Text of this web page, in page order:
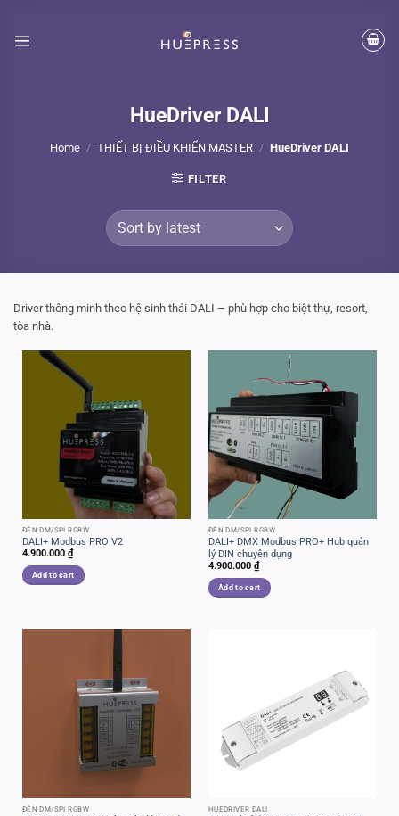
content
HueDriver DALI
Home / THIẾT BỊ ĐIỀU KHIỂN MASTER / HueDriver DALI
FILTER
Driver thông minh theo hệ sinh thái DALI – phù hợp cho biệt thự, resort,
tòa nhà.
ĐÈN DM/SPI RGBW
DALI+ Modbus PRO V2
4.900.000 ₫
Add to cart
ĐÈN DM/SPI RGBW
DALI+ DMX Modbus PRO+ Hub quản
lý DIN chuyên dụng
4.900.000 ₫
Add to cart
ĐÈN DM/SPI RGBW HUEDRIVER DALI